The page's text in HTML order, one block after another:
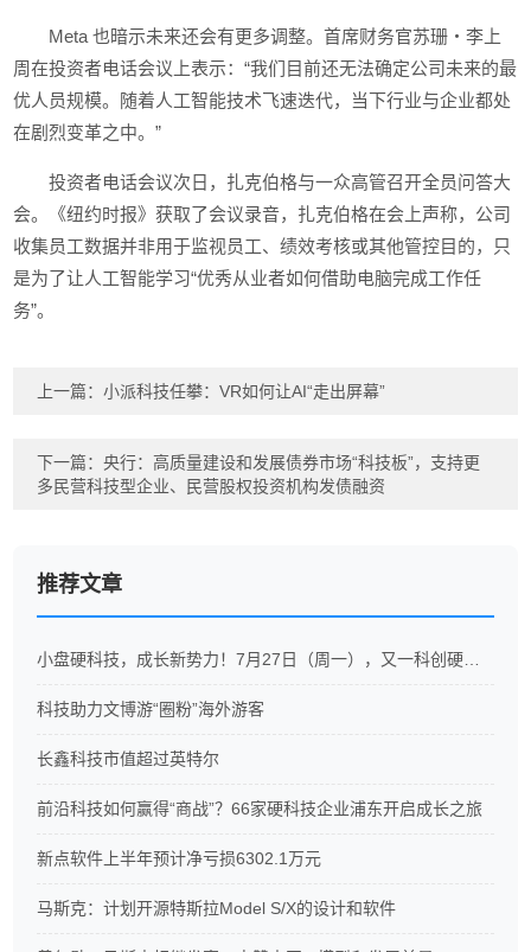
Meta 也暗示未来还会有更多调整。首席财务官苏珊・李上
周在投资者电话会议上表示：“我们目前还无法确定公司未来的最
优人员规模。随着人工智能技术飞速迭代，当下行业与企业都处
在剧烈变革之中。”
投资者电话会议次日，扎克伯格与一众高管召开全员问答大
会。《纽约时报》获取了会议录音，扎克伯格在会上声称，公司
收集员工数据并非用于监视员工、绩效考核或其他管控目的，只
是为了让人工智能学习“优秀从业者如何借助电脑完成工作任
务”。
上一篇：小派科技任攀：VR如何让AI“走出屏幕”
下一篇：央行：高质量建设和发展债券市场“科技板”，支持更
多民营科技型企业、民营股权投资机构发债融资
推荐文章
科技助力文博游“圈粉”海外游客
长鑫科技市值超过英特尔
前沿科技如何赢得“商战”？66家硬科技企业浦东开启成长之旅
新点软件上半年预计净亏损6302.1万元
马斯克：计划开源特斯拉Model S/X的设计和软件